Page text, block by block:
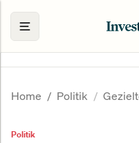
Home Politik
Politik